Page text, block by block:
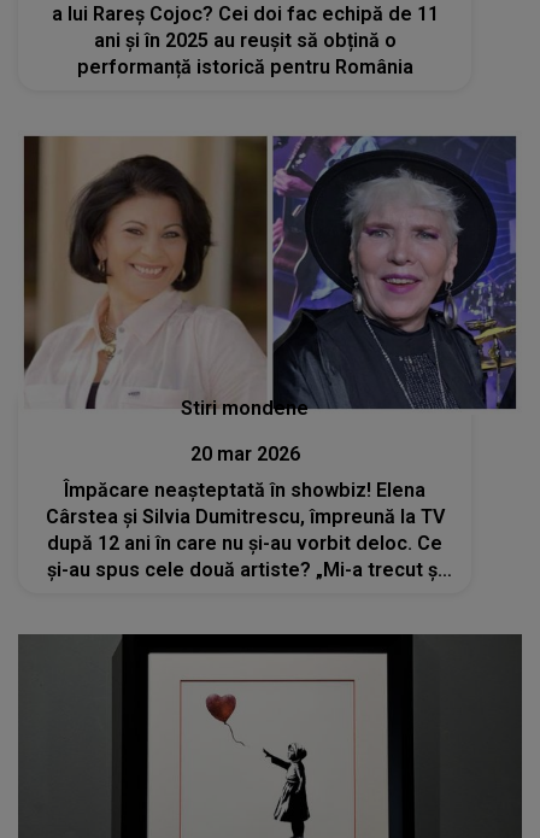
a lui Rareș Cojoc? Cei doi fac echipă de 11
ani și în 2025 au reușit să obțină o
performanță istorică pentru România
Stiri mondene
20 mar 2026
Împăcare neașteptată în showbiz! Elena
Cârstea și Silvia Dumitrescu, împreună la TV
după 12 ani în care nu și-au vorbit deloc. Ce
și-au spus cele două artiste? „Mi-a trecut și